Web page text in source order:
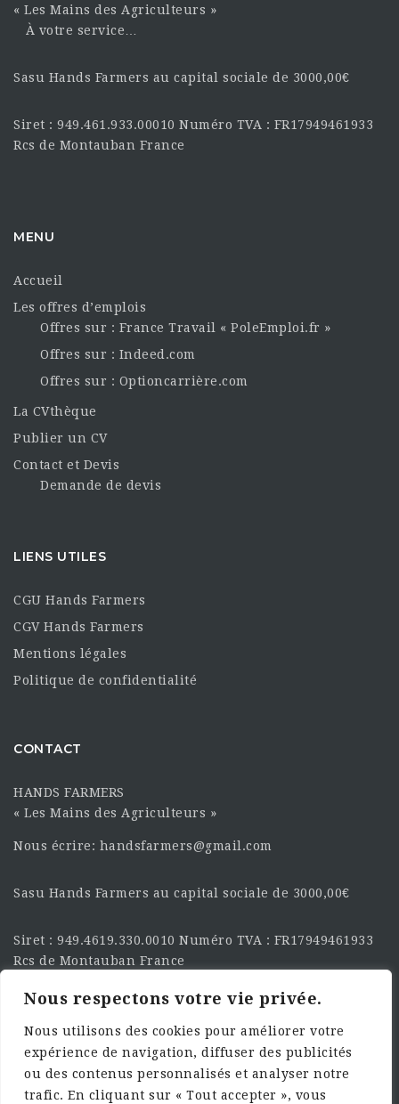
Nous respectons votre vie privée.
Nous utilisons des cookies pour améliorer votre
expérience de navigation, diffuser des publicités
ou des contenus personnalisés et analyser notre
trafic. En cliquant sur « Tout accepter », vous
« Les Mains des Agriculteurs »
À votre service…
Sasu Hands Farmers au capital sociale de 3000,00€
Siret : 949.461.933.00010 Numéro TVA : FR17949461933
Rcs de Montauban France
MENU
Accueil
Les offres d’emplois
Offres sur : France Travail « PoleEmploi.fr »
Offres sur : Indeed.com
Offres sur : Optioncarrière.com
La CVthèque
Publier un CV
Contact et Devis
Demande de devis
LIENS UTILES
CGU Hands Farmers
CGV Hands Farmers
Mentions légales
Politique de confidentialité
CONTACT
HANDS FARMERS
« Les Mains des Agriculteurs »
Nous écrire: handsfarmers@gmail.com
Sasu Hands Farmers au capital sociale de 3000,00€
Siret : 949.4619.330.0010 Numéro TVA : FR17949461933
Rcs de Montauban France
SUIVEZ-NOUS SUR LES
RÉSEAU :